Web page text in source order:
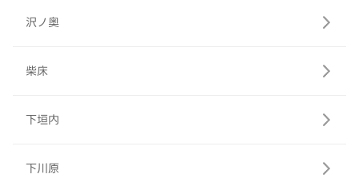
沢ノ奥
柴床
下垣内
下川原